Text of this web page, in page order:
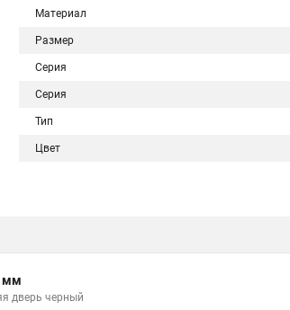
Материал
Размер
Серия
Серия
Тип
Цвет
мм
дверь черный